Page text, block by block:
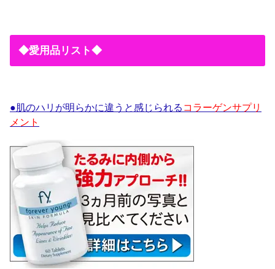
◆愛用品リスト◆
●肌のハリが明らかに違うと感じられる コラーゲンサプリ
メント